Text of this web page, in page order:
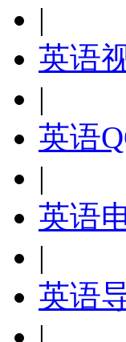
|
英语
|
英语
|
英语
|
英语